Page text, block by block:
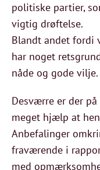
politiske partier,
vigtig drøftelse.
Blandt andet fordi
har noget
nåde og gode vilje.
Desværre er der
meget hjælp at
Anbefalinger
fraværende i
med